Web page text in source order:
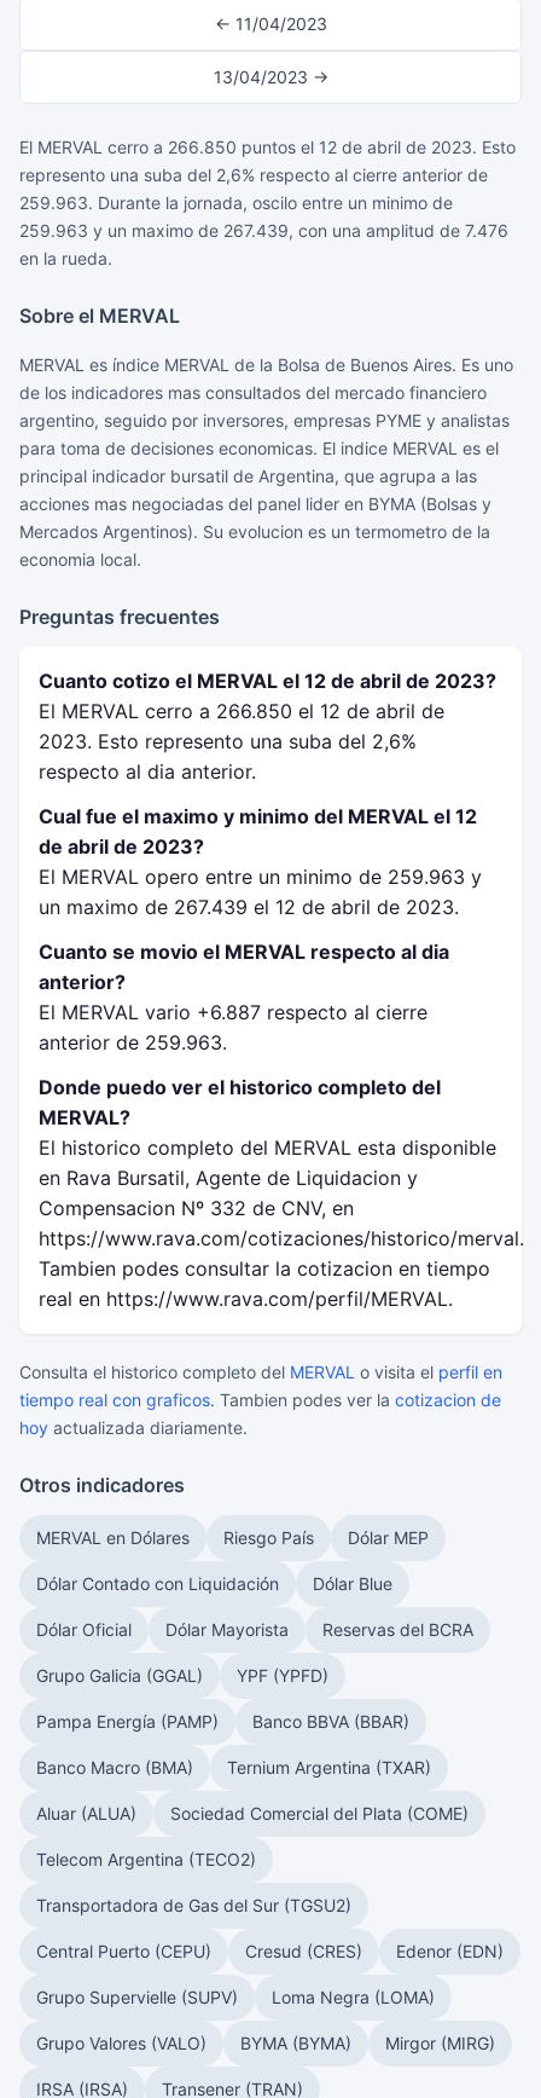
← 11/04/2023
13/04/2023 →
El MERVAL cerro a 266.850 puntos el 12 de abril de 2023. Esto
represento una suba del 2,6% respecto al cierre anterior de
259.963. Durante la jornada, oscilo entre un minimo de
259.963 y un maximo de 267.439, con una amplitud de 7.476
en la rueda.
Sobre el MERVAL
MERVAL es índice MERVAL de la Bolsa de Buenos Aires. Es uno
de los indicadores mas consultados del mercado financiero
argentino, seguido por inversores, empresas PYME y analistas
para toma de decisiones economicas. El indice MERVAL es el
principal indicador bursatil de Argentina, que agrupa a las
acciones mas negociadas del panel lider en BYMA (Bolsas y
Mercados Argentinos). Su evolucion es un termometro de la
economia local.
Preguntas frecuentes
Cuanto cotizo el MERVAL el 12 de abril de 2023?
El MERVAL cerro a 266.850 el 12 de abril de
2023. Esto represento una suba del 2,6%
respecto al dia anterior.
Cual fue el maximo y minimo del MERVAL el 12
de abril de 2023?
El MERVAL opero entre un minimo de 259.963 y
un maximo de 267.439 el 12 de abril de 2023.
Cuanto se movio el MERVAL respecto al dia
anterior?
El MERVAL vario +6.887 respecto al cierre
anterior de 259.963.
Donde puedo ver el historico completo del
MERVAL?
El historico completo del MERVAL esta disponible
en Rava Bursatil, Agente de Liquidacion y
Compensacion Nº 332 de CNV, en
https://www.rava.com/cotizaciones/historico/merval.
Tambien podes consultar la cotizacion en tiempo
real en https://www.rava.com/perfil/MERVAL.
Consulta el historico completo del MERVAL o visita el perfil en
tiempo real con graficos. Tambien podes ver la cotizacion de
hoy actualizada diariamente.
Otros indicadores
MERVAL en Dólares Riesgo País Dólar MEP
Dólar Contado con Liquidación Dólar Blue
Dólar Oficial Dólar Mayorista Reservas del BCRA
Grupo Galicia (GGAL) YPF (YPFD)
Pampa Energía (PAMP) Banco BBVA (BBAR)
Banco Macro (BMA) Ternium Argentina (TXAR)
Aluar (ALUA) Sociedad Comercial del Plata (COME)
Telecom Argentina (TECO2)
Transportadora de Gas del Sur (TGSU2)
Central Puerto (CEPU) Cresud (CRES) Edenor (EDN)
Grupo Supervielle (SUPV) Loma Negra (LOMA)
Grupo Valores (VALO) BYMA (BYMA) Mirgor (MIRG)
IRSA (IRSA) Transener (TRAN)